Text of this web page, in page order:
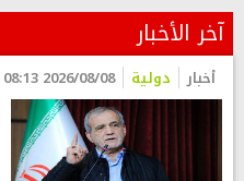
آخر الأخبار
أخبار دولية 2026/08/08 08:13